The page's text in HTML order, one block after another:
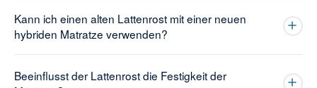
Kann ich einen alten Lattenrost mit einer neuen
hybriden Matratze verwenden?
Beeinflusst der Lattenrost die Festigkeit der